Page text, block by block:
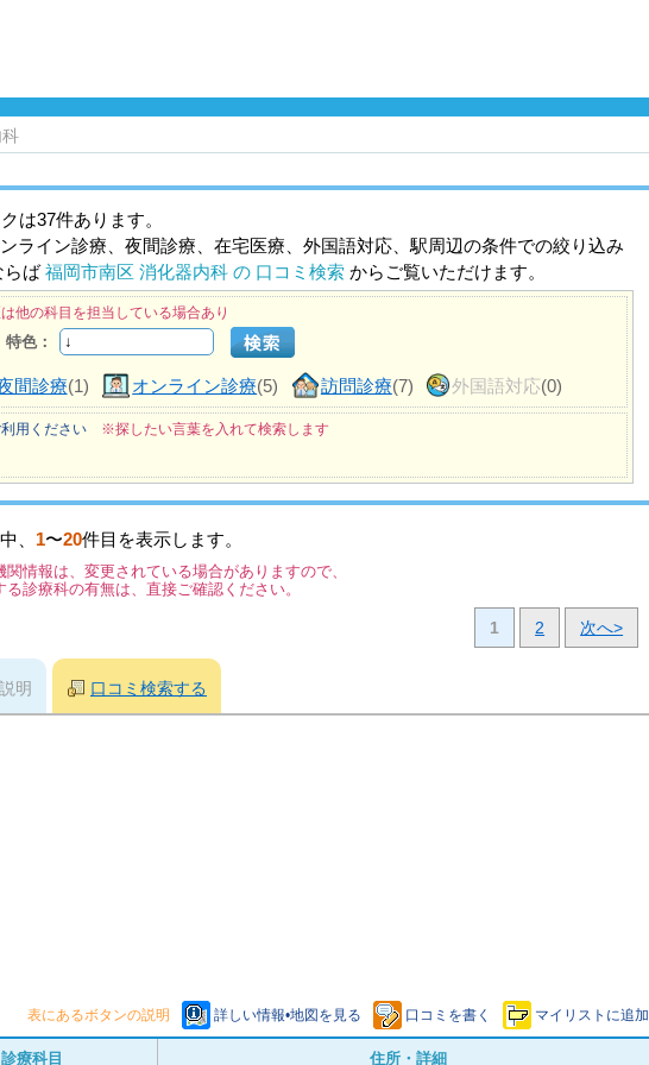
は37件あります。
ライン診療、夜間診療、在宅医療、外国語対応、駅周辺の条件での絞り込み
らば福岡市南区 消化器内科 の 口コミ検索 からご覧いただけます。
の科目を担当している場合あり
特色：
間診療(1) オンライン診療(5) 訪問診療(7) 外国語対応(0)
利用ください ※探したい言葉を入れて検索します
、 1〜20件目を表示します。
情報は、変更されている場合がありますので、
診療科の有無は、直接ご確認ください。
1 2 次へ>
明 口コミ検索する
表にあるボタンの説明 詳しい情報•地図を見る 口コミを書く マイリストに追加
診療科目 住所・詳細